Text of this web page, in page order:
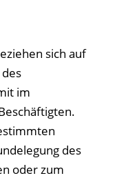
sich auf
im
des
oder zum